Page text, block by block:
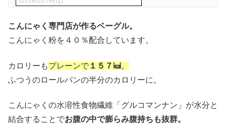
こんにゃく専門店が作るベーグル。
こんにゃく粉を４０％配合しています。
カロリーもプレーンで １５７㎉ 。
ふつうのロールパンの半分のカロリーに。
こんにゃくの水溶性食物繊維「グルコマンナン」が水分と
結合することでお腹の中で膨らみ腹持ちも抜群。